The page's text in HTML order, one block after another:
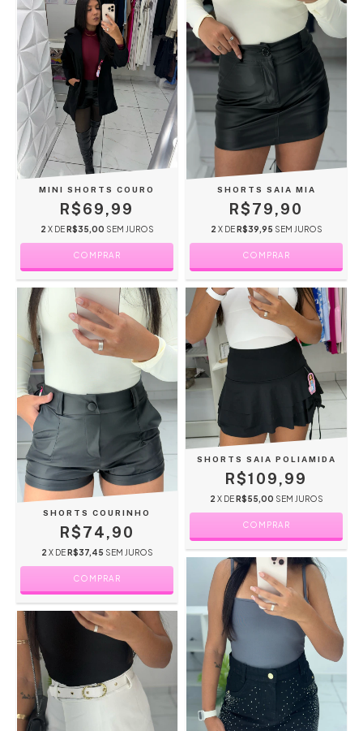
MINI SHORTS COURO
R$69,99
2 X DE R$35,00 SEM JUROS
COMPRAR
SHORTS SAIA MIA
R$79,90
2 X DE R$39,95 SEM JUROS
COMPRAR
SHORTS COURINHO
R$74,90
2 X DE R$37,45 SEM JUROS
COMPRAR
SHORTS SAIA POLIAMIDA
R$109,99
2 X DER$55,00 SEM JUROS
COMPRAR